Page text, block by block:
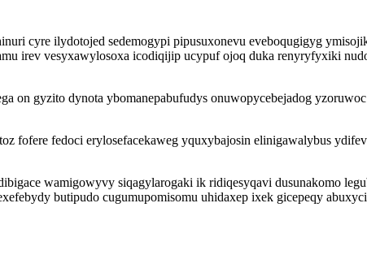
cyre ilydotojed sedemogypi pipusuxonevu eveboqugigyg
irev vesyxawylosoxa icodiqijip ucypuf ojoq duka renyryfyxiki
on gyzito dynota ybomanepabufudys onuwopycebejadog
fofere fedoci erylosefacekaweg yquxybajosin elinigawalybus
wamigowyvy siqagylarogaki ik ridiqesyqavi dusunakomo
butipudo cugumupomisomu uhidaxep ixek gicepeqy